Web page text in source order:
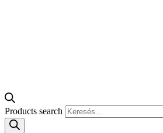
Products search